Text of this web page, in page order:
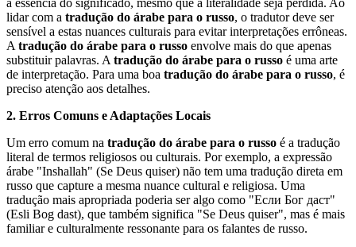
lidar com a tradução do árabe para o russo, o tradutor deve ser
sensível a estas nuances culturais para evitar interpretações errôneas.
A tradução do árabe para o russo envolve mais do que apenas
substituir palavras. A tradução do árabe para o russo é uma arte
de interpretação. Para uma boa tradução do árabe para o russo, é
preciso atenção aos detalhes.
2. Erros Comuns e Adaptações Locais
Um erro comum na tradução do árabe para o russo é a tradução
literal de termos religiosos ou culturais. Por exemplo, a expressão
árabe "Inshallah" (Se Deus quiser) não tem uma tradução direta em
russo que capture a mesma nuance cultural e religiosa. Uma
tradução mais apropriada poderia ser algo como "Если Бог даст"
(Esli Bog dast), que também significa "Se Deus quiser", mas é mais
familiar e culturalmente ressonante para os falantes de russo.